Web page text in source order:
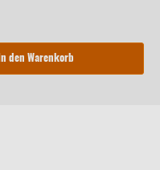
In den Warenkorb